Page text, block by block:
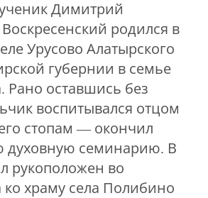
Димитрий
родился в
Урусово Алатырского
губернии в семье
Рано оставшись без
воспитывался отцом
стопам — окончил
духовную семинарию. В
рукоположен во
храму села Полибино